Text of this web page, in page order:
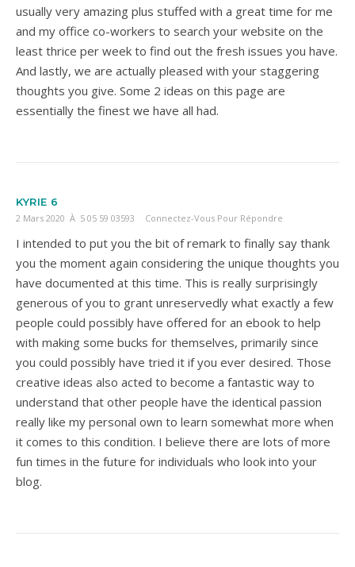
usually very amazing plus stuffed with a great time for me
and my office co-workers to search your website on the
least thrice per week to find out the fresh issues you have.
And lastly, we are actually pleased with your staggering
thoughts you give. Some 2 ideas on this page are
essentially the finest we have all had.
KYRIE 6
2 Mars 2020 À 5 05 59 03593 Connectez-Vous Pour Répondre
I intended to put you the bit of remark to finally say thank
you the moment again considering the unique thoughts you
have documented at this time. This is really surprisingly
generous of you to grant unreservedly what exactly a few
people could possibly have offered for an ebook to help
with making some bucks for themselves, primarily since
you could possibly have tried it if you ever desired. Those
creative ideas also acted to become a fantastic way to
understand that other people have the identical passion
really like my personal own to learn somewhat more when
it comes to this condition. I believe there are lots of more
fun times in the future for individuals who look into your
blog.